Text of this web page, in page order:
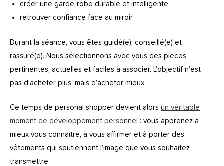
créer une garde-robe durable et intelligente ;
retrouver confiance face au miroir.
Durant la séance, vous êtes guidé(e), conseillé(e) et
rassuré(e). Nous sélectionnons avec vous des pièces
pertinentes, actuelles et faciles à associer. L’objectif n’est
pas d’acheter plus, mais d’acheter mieux.
Ce temps de personal shopper devient alors un véritable
moment de développement personnel : vous apprenez à
mieux vous connaître, à vous affirmer et à porter des
vêtements qui soutiennent l’image que vous souhaitez
transmettre.